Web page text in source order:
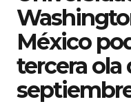
México
tercera ola